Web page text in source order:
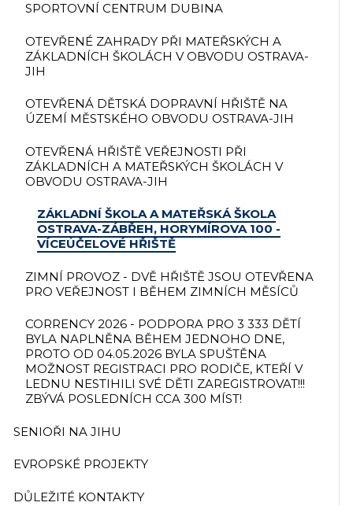
SPORTOVNÍ CENTRUM DUBINA
OTEVŘENÉ ZAHRADY PŘI MATEŘSKÝCH A
ZÁKLADNÍCH ŠKOLÁCH V OBVODU OSTRAVA-
JIH
OTEVŘENÁ DĚTSKÁ DOPRAVNÍ HŘIŠTĚ NA
ÚZEMÍ MĚSTSKÉHO OBVODU OSTRAVA-JIH
OTEVŘENÁ HŘIŠTĚ VEŘEJNOSTI PŘI
ZÁKLADNÍCH A MATEŘSKÝCH ŠKOLÁCH V
OBVODU OSTRAVA-JIH
ZÁKLADNÍ ŠKOLA A MATEŘSKÁ ŠKOLA
OSTRAVA-ZÁBŘEH, HORYMÍROVA 100 -
VÍCEÚČELOVÉ HŘIŠTĚ
ZIMNÍ PROVOZ - DVĚ HŘIŠTĚ JSOU OTEVŘENA
PRO VEŘEJNOST I BĚHEM ZIMNÍCH MĚSÍCŮ
CORRENCY 2026 - PODPORA PRO 3 333 DĚTÍ
BYLA NAPLNĚNA BĚHEM JEDNOHO DNE,
PROTO OD 04.05.2026 BYLA SPUŠTĚNA
MOŽNOST REGISTRACI PRO RODIČE, KTEŘÍ V
LEDNU NESTIHILI SVÉ DĚTI ZAREGISTROVAT!!!
ZBÝVÁ POSLEDNÍCH CCA 300 MÍST!
SENIOŘI NA JIHU
EVROPSKÉ PROJEKTY
DŮLEŽITÉ KONTAKTY